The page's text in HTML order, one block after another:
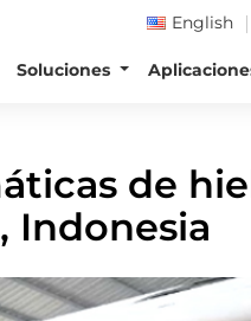
English
Soluciones
de
Indonesia